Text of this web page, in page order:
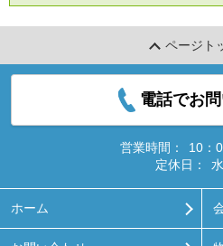
ページト
電話でお
営業時間：
10：
定休日：
ホーム